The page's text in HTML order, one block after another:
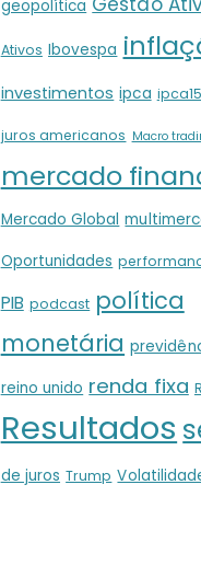
geopolítica
Ativos Ibovespa
investimentos ipca ipca15
juros americanos Macro
mercado
Mercado Global
Oportunidades
PIB podcast política
monetária
reino unido renda fixa
Resultados
de juros Trump